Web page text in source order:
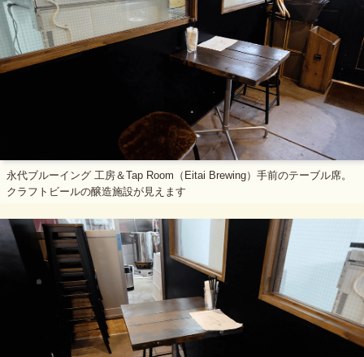
永代ブルーイング 工房＆Tap Room（Eitai Brewing）手前のテーブル席。
クラフトビールの醸造施設が見えます